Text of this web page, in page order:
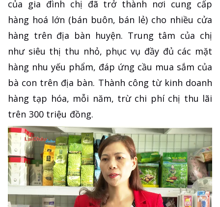
của gia đình chị đã trở thành nơi cung cấp
hàng hoá lớn (bán buôn, bán lẻ) cho nhiều cửa
hàng trên địa bàn huyện. Trung tâm của chị
như siêu thị thu nhỏ, phục vụ đầy đủ các mặt
hàng nhu yếu phẩm, đáp ứng cầu mua sắm của
bà con trên địa bàn. Thành công từ kinh doanh
hàng tạp hóa, mỗi năm, trừ chi phí chị thu lãi
trên 300 triệu đồng.